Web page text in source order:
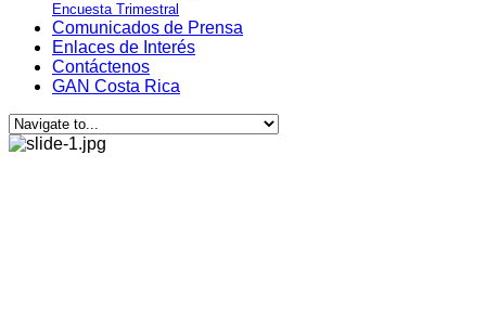
Encuesta Trimestral
Comunicados de Prensa
Enlaces de Interés
Contáctenos
GAN Costa Rica